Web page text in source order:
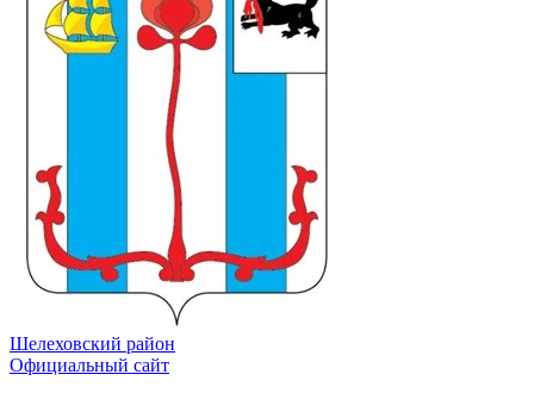
Шелеховский район
Официальный сайт